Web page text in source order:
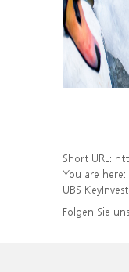
Short URL:
You are here:
UBS
Folgen Sie